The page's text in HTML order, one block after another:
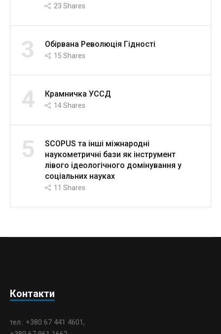
23 Shares
3 Обірвана Революція Гідності
15 Shares
4 Крамничка УССД
14Shares
5
SCOPUS та інші міжнародні
наукометричні бази як інструмент
лівого ідеологічного домінування у
соціальних науках
11 Shares
Контакти
тел.: +380 67 441 4601,